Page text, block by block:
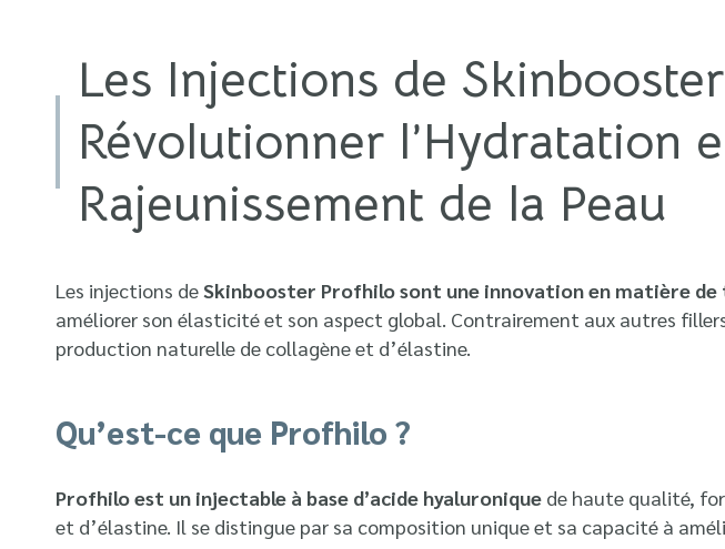
Les Injections de
Révolutionner l’Hydratation
Rajeunissement de la Peau
Les injections deSkinbooster Profhilo sont une innovation en matière
améliorer son élasticité et son aspect global. Contrairement aux autres
production naturelle de collagène et d’élastine.
Qu’est-ce que Profhilo ?
Profhilo est un injectable à base d’acide hyaluronique de haute qualité,
et d’élastine. Il se distingue par sa composition unique et sa capacité à